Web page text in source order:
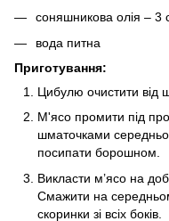
соняшникова олія – 3
вода питна
Приготування:
Цибулю очистити від
М'ясо промити під
шматочками
посипати борошном.
Викласти м’ясо на
Смажити на
скоринки зі всіх боків.